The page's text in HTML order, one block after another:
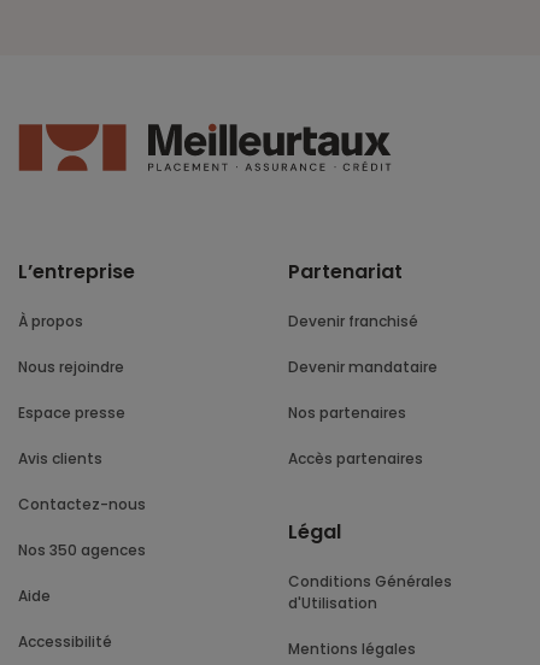
L’entreprise
À propos
Nous rejoindre
Espace presse
Avis clients
Contactez-nous
Nos 350 agences
Aide
Accessibilité
Partenariat
Devenir franchisé
Devenir mandataire
Nos partenaires
Accès partenaires
Légal
Conditions Générales
d'Utilisation
Mentions légales